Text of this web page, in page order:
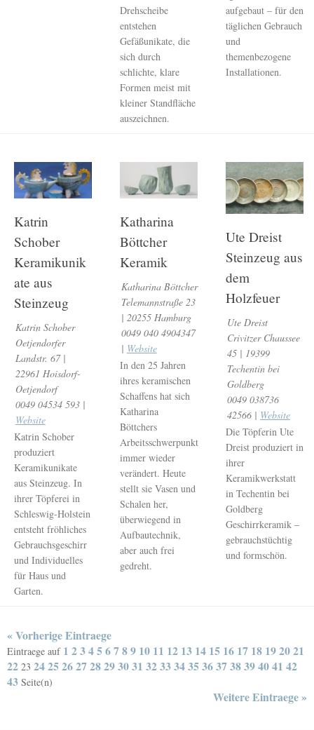
Drehscheibe
entstehen
Gefäßunikate, die
sich durch
schlichte, klare
Formen meist mit
kleiner Standfläche
auszeichnen.
aufgebaut – für den
täglichen Gebrauch
und
themenbezogene
Installationen.
Katrin
Schober
Keramikunik
ate aus
Steinzeug
Katrin Schober
Oetjendorfer
Landstr. 67 |
22961 Hoisdorf-
Oetjendorf
0049 04534 593 |
Website
Katrin Schober
produziert
Keramikunikate
aus Steinzeug. In
ihrer Töpferei in
Schleswig-Holstein
entsteht fröhliches
Gebrauchsgeschirr
und Individuelles
für Haus und
Garten.
Katharina
Böttcher
Keramik
Katharina Böttcher
Telemannstraße 23
| 20255 Hamburg
0049 040 4904347
| Website
In den 25 Jahren
ihres keramischen
Schaffens hat sich
Katharina
Böttchers
Arbeitsschwerpunkt
immer wieder
verändert. Heute
stellt sie Vasen und
Schalen her,
überwiegend in
Aufbautechnik,
aber auch frei
gedreht.
Ute Dreist
Steinzeug aus
dem
Holzfeuer
Ute Dreist
Crivitzer Chaussee
45 | 19399
Techentin bei
Goldberg
0049 038736
42566 | Website
Die Töpferin Ute
Dreist produziert in
ihrer
Keramikwerkstatt
in Techentin bei
Goldberg
Geschirrkeramik –
gebrauchstüchtig
und formschön.
« Vorherige Eintraege
Eintraege auf 1 23456789 10 11 12 13 14 15 16 17 18 192021
22 23 2425262728293031 32333435363738394041 42
43 Seite(n)
Weitere Eintraege »